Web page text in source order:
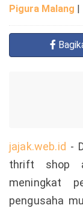
Pigura Malang |
jajak.web.id -
thrift shop
meningkat
pengusaha